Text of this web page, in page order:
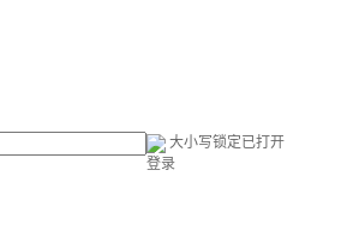
大小写锁定已打开
登录